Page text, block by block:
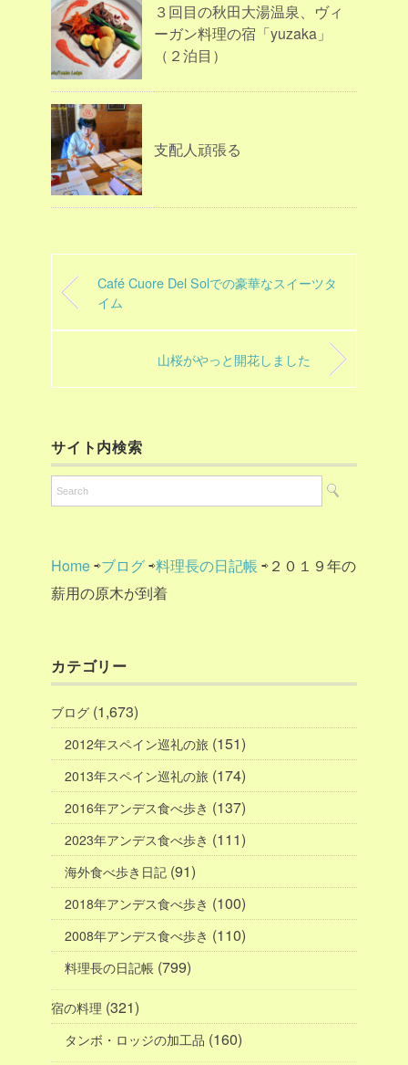
３回目の秋田大湯温泉、ヴィ
ーガン料理の宿「yuzaka」
（２泊目）
支配人頑張る
Café Cuore Del Solでの豪華なスイーツタ
イム
山桜がやっと開花しました
サイト内検索
Home⇨ブログ⇨料理長の日記帳 ⇨２０１９年の
薪用の原木が到着
カテゴリー
ブログ (1,673)
2012年スペイン巡礼の旅 (151)
2013年スペイン巡礼の旅 (174)
2016年アンデス食べ歩き (137)
2023年アンデス食べ歩き (111)
海外食べ歩き日記 (91)
2018年アンデス食べ歩き (100)
2008年アンデス食べ歩き (110)
料理長の日記帳 (799)
宿の料理 (321)
タンボ・ロッジの加工品 (160)